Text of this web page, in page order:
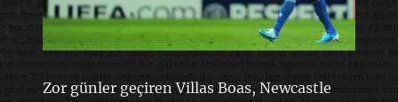
Zor günler geçiren Villas Boas, Newcastle